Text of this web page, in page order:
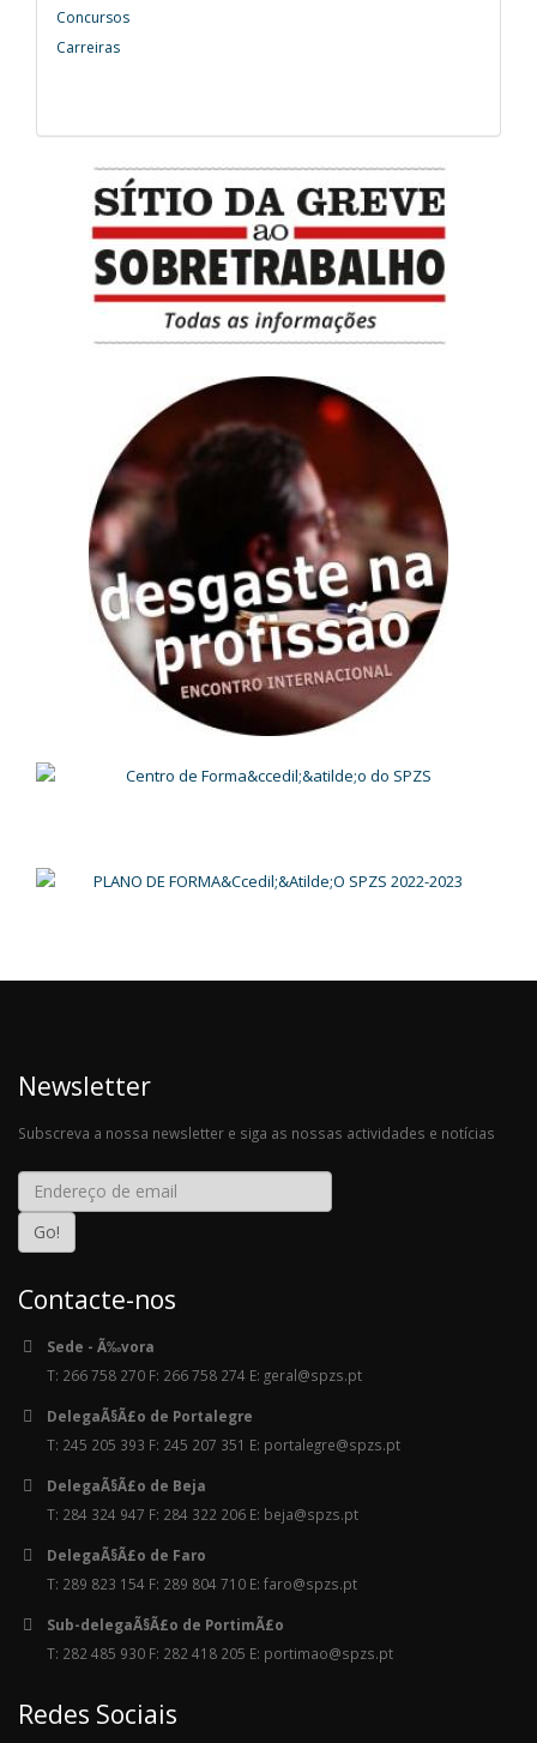
Concursos
Carreiras
Newsletter
Subscreva a nossa newsletter e siga as nossas actividades e notícias
Contacte-nos
Sede - Ã‰vora
T: 266 758 270 F: 266 758 274 E: geral@spzs.pt
DelegaÃ§Ã£o de Portalegre
T: 245 205 393 F: 245 207 351 E: portalegre@spzs.pt
DelegaÃ§Ã£o de Beja
T: 284 324 947 F: 284 322 206 E: beja@spzs.pt
DelegaÃ§Ã£o de Faro
T: 289 823 154 F: 289 804 710 E: faro@spzs.pt
Sub-delegaÃ§Ã£o de PortimÃ£o
T: 282 485 930 F: 282 418 205 E: portimao@spzs.pt
Redes Sociais